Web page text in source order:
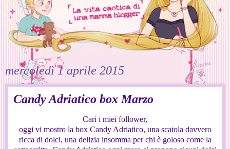
mercoledì 1 aprile 2015
Candy Adriatico box Marzo
Cari i miei follower,
oggi vi mostro la box Candy Adriatico, una scatola davvero
ricca di dolci, una delizia insomma per chi è goloso come la